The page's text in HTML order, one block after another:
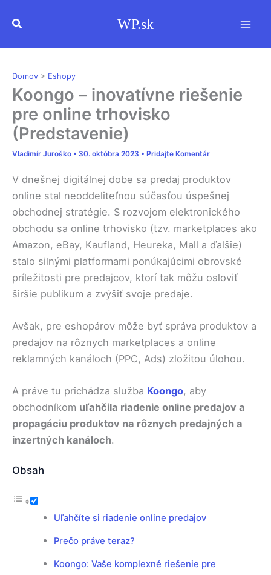
Hľadať WP.sk
Domov > Eshopy
Koongo – inovatívne riešenie
pre online trhovisko
(Predstavenie)
Vladimír Juroško • 30. októbra 2023 • Pridajte Komentár
V dnešnej digitálnej dobe sa predaj produktov
online stal neoddeliteľnou súčasťou úspešnej
obchodnej stratégie. S rozvojom elektronického
obchodu sa online trhovisko (tzv. marketplaces ako
Amazon, eBay, Kaufland, Heureka, Mall a ďalšie)
stalo silnými platformami ponúkajúcimi obrovské
príležitosti pre predajcov, ktorí tak môžu osloviť
širšie publikum a zvýšiť svoje predaje.
Avšak, pre eshopárov môže byť správa produktov a
predajov na rôznych marketplaces a online
reklamných kanáloch (PPC, Ads) zložitou úlohou.
A práve tu prichádza služba Koongo, aby
obchodníkom uľahčila riadenie online predajov a
propagáciu produktov na rôznych predajných a
inzertných kanáloch.
Obsah
Uľahčíte si riadenie online predajov
Prečo práve teraz?
Koongo: Vaše komplexné riešenie pre